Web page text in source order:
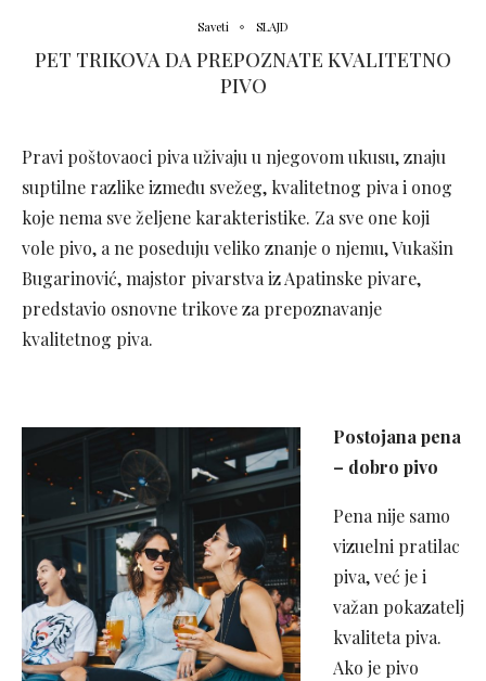
Saveti SLAJD
PET TRIKOVA DA PREPOZNATE KVALITETNO
PIVO
Pravi poštovaoci piva uživaju u njegovom ukusu, znaju
suptilne razlike između svežeg, kvalitetnog piva i onog
koje nema sve željene karakteristike. Za sve one koji
vole pivo, a ne poseduju veliko znanje o njemu, Vukašin
Bugarinović, majstor pivarstva iz Apatinske pivare,
predstavio osnovne trikove za prepoznavanje
kvalitetnog piva.
Postojana pena
– dobro pivo
Pena nije samo
vizuelni pratilac
piva, već je i
važan pokazatelj
kvaliteta piva.
Ako je pivo